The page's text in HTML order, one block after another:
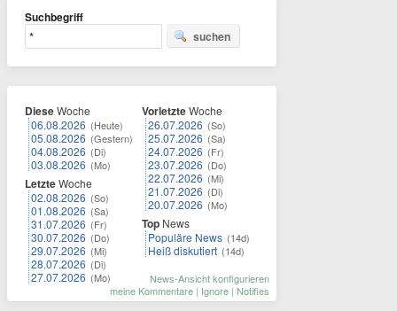
Suchbegriff
suchen
DieseWoche
06.08.2026 (Heute)
05.08.2026 (Gestern)
04.08.2026 (Di)
03.08.2026 (Mo)
LetzteWoche
02.08.2026 (So)
01.08.2026 (Sa)
31.07.2026 (Fr)
30.07.2026 (Do)
29.07.2026 (Mi)
28.07.2026 (Di)
27.07.2026 (Mo)
VorletzteWoche
26.07.2026 (So)
25.07.2026 (Sa)
24.07.2026 (Fr)
23.07.2026 (Do)
22.07.2026 (Mi)
21.07.2026 (Di)
20.07.2026 (Mo)
Top News
Populäre News (14d)
Heiß diskutiert (14d)
News-Ansicht konfigurieren
meine Kommentare | Ignore | Notifies